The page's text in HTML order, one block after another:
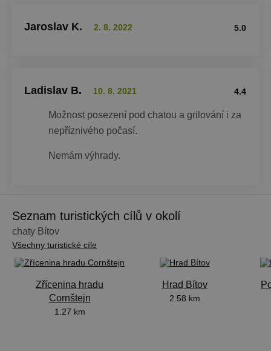
5.0
Jaroslav K. 2. 8. 2022
4.4
Ladislav B. 10. 8. 2021
Možnost posezení pod chatou a grilování i za
nepříznivého počasí.
Nemám výhrady.
Seznam turistických cílů v okolí
chaty Bítov
Všechny turistické cíle
Zřícenina hradu
Cornštejn
1.27 km
Hrad Bítov
2.58 km